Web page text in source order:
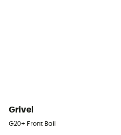
Grivel
G20+ Front Bail